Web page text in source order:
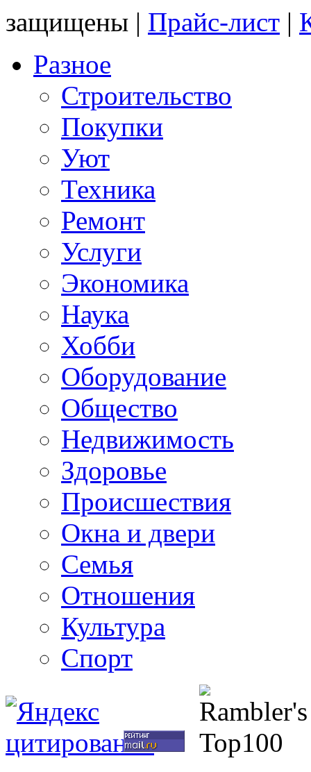
защищены | Прайс-лист |
Разное
Строительство
Покупки
Уют
Техника
Ремонт
Услуги
Экономика
Наука
Хобби
Оборудование
Общество
Недвижимость
Здоровье
Происшествия
Окна и двери
Семья
Отношения
Культура
Спорт